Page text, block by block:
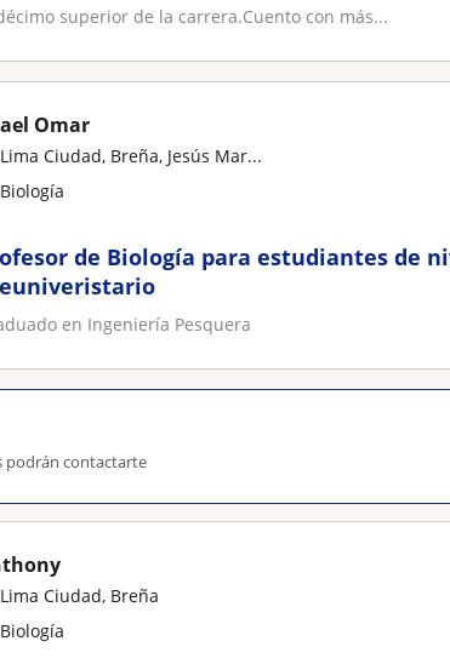
superior de la carrera.Cuento con más...
Omar
Lima Ciudad, Breña, Jesús Mar...
Biología
de Biología para estudiantes de
en Ingeniería Pesquera
podrán contactarte
Lima Ciudad, Breña
Biología